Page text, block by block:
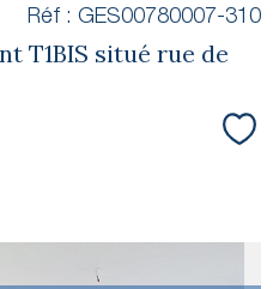
T1BIS situé rue de
Réf : GES00780007-310